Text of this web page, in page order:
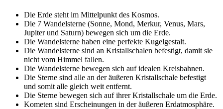
Die Erde steht im Mittelpunkt des Kosmos.
Die 7 Wandelsterne (Sonne, Mond, Merkur, Venus, Mars,
Jupiter und Saturn) bewegen sich um die Erde.
Die Wandelsterne haben eine perfekte Kugelgestalt.
Die Wandelsterne sind an Kristallschalen befestigt, damit sie
nicht vom Himmel fallen.
Die Wandelsterne bewegen sich auf idealen Kreisbahnen.
Die Sterne sind alle an der äußeren Kristallschale befestigt
und somit alle gleich weit entfernt.
Die Sterne bewegen sich auf ihrer Kristallschale um die Erde.
Kometen sind Erscheinungen in der äußeren Erdatmosphäre.